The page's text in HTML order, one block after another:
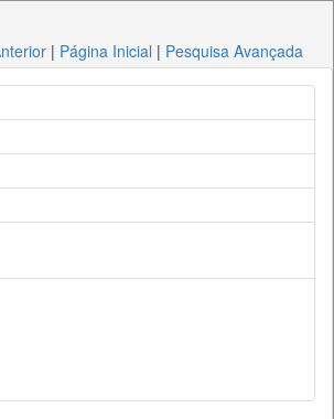
| Página Inicial | Pesquisa Avançada